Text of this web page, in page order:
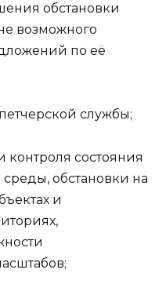
обстановки
возможного
по её
службы;
состояния
обстановки на
и